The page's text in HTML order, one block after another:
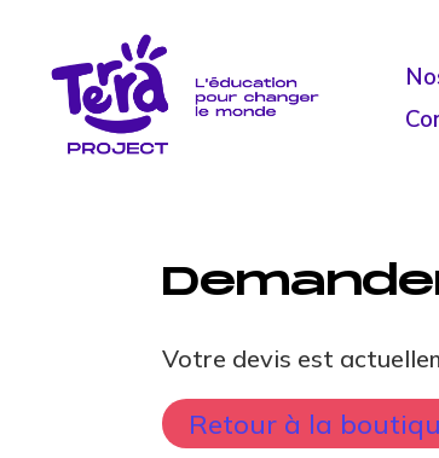
Votre devis est
Retour à la